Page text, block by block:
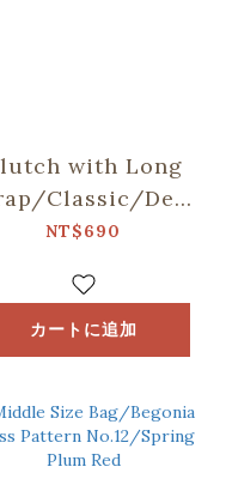
with Long
Classic/Deep
Blue
NT$690
カートに追加